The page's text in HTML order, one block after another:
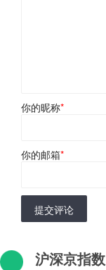
你的昵称*
你的邮箱*
提交评论
沪深京指数